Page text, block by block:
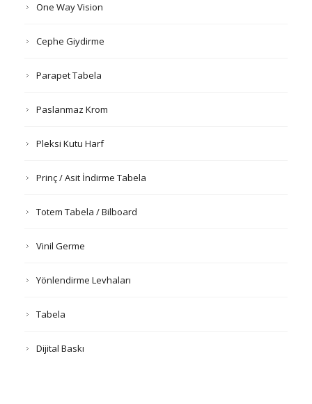
One Way Vision
Cephe Giydirme
Parapet Tabela
Paslanmaz Krom
Pleksi Kutu Harf
Prinç / Asit İndirme Tabela
Totem Tabela / Bilboard
Vinil Germe
Yönlendirme Levhaları
Tabela
Dijital Baskı